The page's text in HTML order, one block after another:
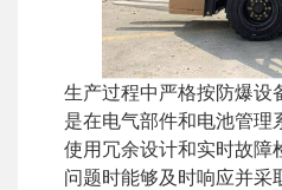
生产过程中严格按防爆设
是在电气部件和电池管理
使用冗余设计和实时故障
问题时能够及时响应并采